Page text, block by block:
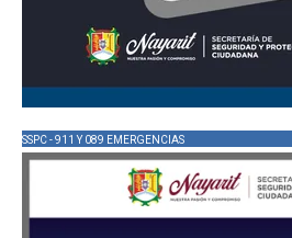
SSPC - 911 Y 089 EMERGENCIAS